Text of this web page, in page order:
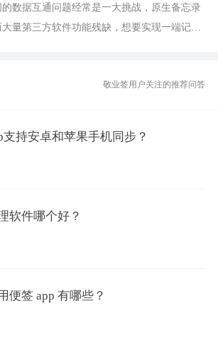
数据互通问题经常是一大挑战，原生备忘录
量第三方软件功能残缺，想要实现一端记
敬业签用户关注的推荐问答
持安卓和苹果手机同步？
软件哪个好？
便签 app 有哪些？